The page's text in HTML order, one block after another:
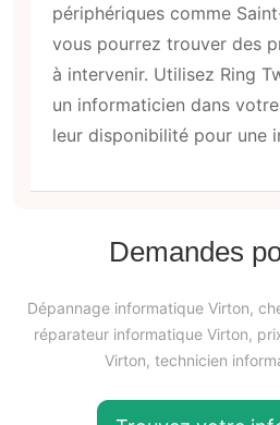
périphériques comme
vous pourrez trouver des
à intervenir. Utilisez Ring
un informaticien dans
leur disponibilité pour une
Demandes
Dépannage informatique Virton,
réparateur informatique Virton,
Virton, technicien